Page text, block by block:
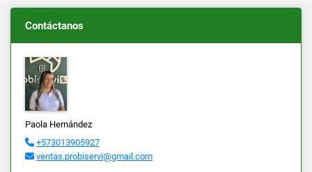
Contáctanos
Paola Hernández
+573013905927
ventas.probiservi@gmail.com